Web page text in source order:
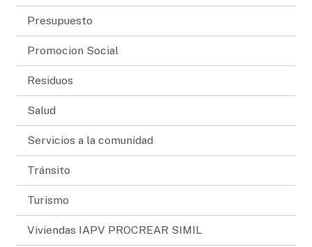
Presupuesto
Promocion Social
Residuos
Salud
Servicios a la comunidad
Tránsito
Turismo
Viviendas IAPV PROCREAR SIMIL